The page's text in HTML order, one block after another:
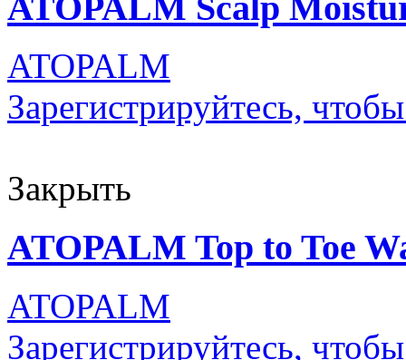
ATOPALM
Зарегистрируйтесь,
Закрыть
ATOPALM Top to Toe
ATOPALM
Зарегистрируйтесь,